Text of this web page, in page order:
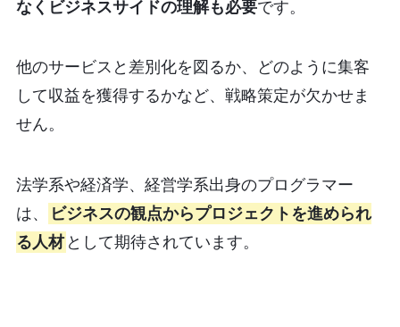
なくビジネスサイドの理解も必要です。
他のサービスと差別化を図るか、どのように集客
して収益を獲得するかなど、戦略策定が欠かせま
せん。
法学系や経済学、経営学系出身のプログラマー
は、
ビジネスの観点からプロジェクトを進められ
る人材 として期待されています。